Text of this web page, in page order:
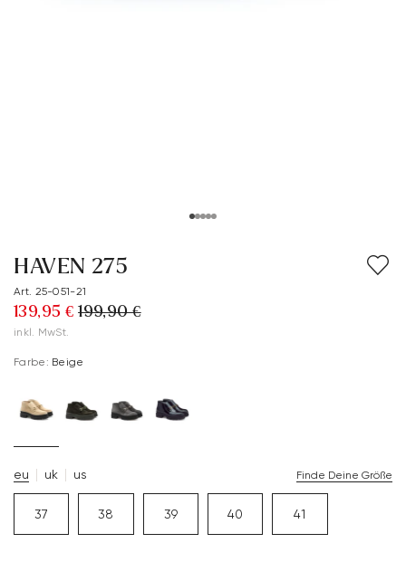
HAVEN 275
Art. 25-051-21
139,95 € 199,90 €
inkl. MwSt.
Farbe: Beige
eu uk us Finde Deine Größe
37 38 39 40 41